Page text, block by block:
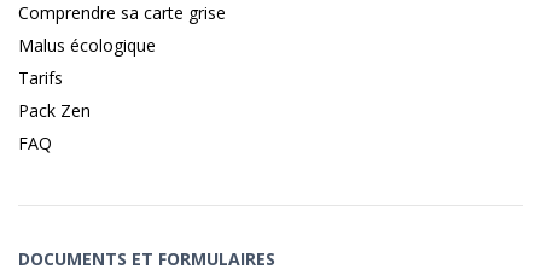
Comprendre sa carte grise
Malus écologique
Tarifs
Pack Zen
FAQ
DOCUMENTS ET FORMULAIRES